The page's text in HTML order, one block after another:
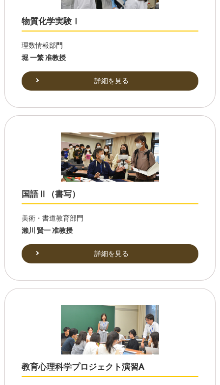
物質化学実験Ⅰ
理数情報部門
堀 一繁 准教授
詳細を見る
国語Ⅱ（書写）
美術・書道教育部門
瀨川 賢一 准教授
詳細を見る
教育心理科学プロジェクト演習A